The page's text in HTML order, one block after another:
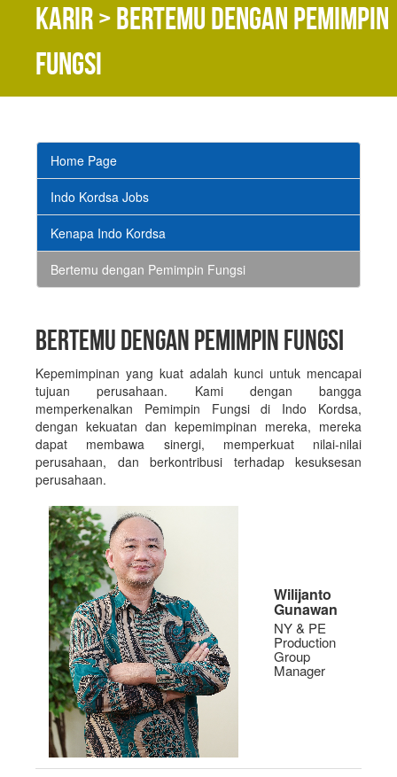
Karir > Bertemu dengan Pemimpin
Fungsi
Home Page
Indo Kordsa Jobs
Kenapa Indo Kordsa
Bertemu dengan Pemimpin Fungsi
Bertemu dengan Pemimpin Fungsi
Kepemimpinan yang kuat adalah kunci untuk mencapai
tujuan perusahaan. Kami dengan bangga
memperkenalkan Pemimpin Fungsi di Indo Kordsa,
dengan kekuatan dan kepemimpinan mereka, mereka
dapat membawa sinergi, memperkuat nilai-nilai
perusahaan, dan berkontribusi terhadap kesuksesan
perusahaan.
Wilijanto
Gunawan
NY & PE
Production
Group
Manager